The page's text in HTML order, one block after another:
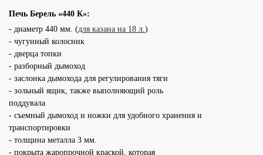
Печь Берель «440 К»:
- диаметр 440 мм. (для казана на 18 л.)
- чугунный колосник
- дверца топки
- разборный дымоход
- заслонка дымохода для регулирования тяги
- зольный ящик, также выполняющий роль
поддувала
- съемный дымоход и ножки для удобного хранения и
транспортировки
- толщина металла 3 мм.
- покрыта жаропрочной краской, которая